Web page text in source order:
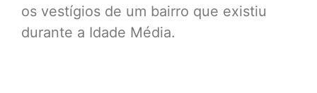
os vestígios de um bairro que existiu
durante a Idade Média.